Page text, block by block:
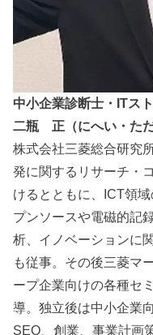
中小企業診断士・ITス
二瓶 正（にへい・た
株式会社三菱総合研究
発に関するリサーチ・
けるとともに、ICT領
プンソースや電磁的記
析、イノベーションに
も従事。その後三菱マ
ープ企業向けの各種セ
導。独立後は中小企業
SEO、創業、事業計画